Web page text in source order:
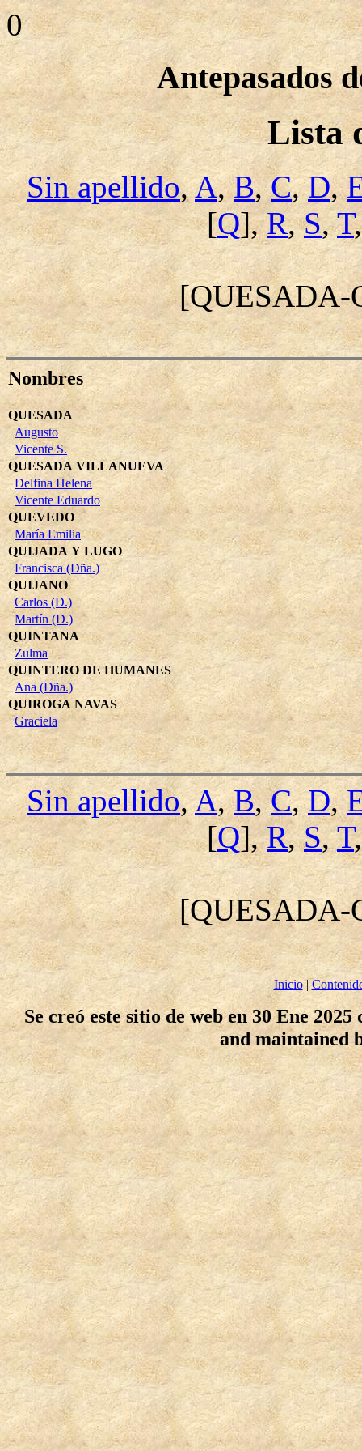
0
Antepasados
Lista
Sin apellido,A,B,C,D,
[Q],R,S,T
[QUESADA-
Nombres
QUESADA
Augusto
Vicente S.
QUESADA VILLANUEVA
Delfina Helena
Vicente Eduardo
QUEVEDO
María Emilia
QUIJADA Y LUGO
Francisca (Dña.)
QUIJANO
Carlos (D.)
Martín (D.)
QUINTANA
Zulma
QUINTERO DE HUMANES
Ana (Dña.)
QUIROGA NAVAS
Graciela
Sin apellido,A,B,C,D,
[Q],R,S,T
[QUESADA-
Inicio|
Se creó este sitio de web en 30 Ene 2025
and maintained